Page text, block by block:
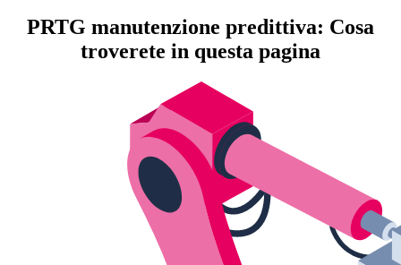
PRTG manutenzione predittiva: Cosa
troverete in questa pagina